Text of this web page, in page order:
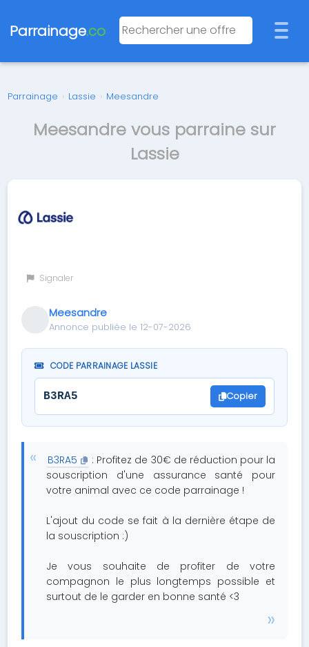
Parrainage.co
Parrainage › Lassie › Meesandre
Meesandre vous parraine sur
Lassie
Signaler
Meesandre
Annonce publiée le 12-07-2026
CODE PARRAINAGE LASSIE
B3RA5 Copier
B3RA5
: Profitez de 30€ de réduction pour la
souscription d'une assurance santé pour
votre animal avec ce code parrainage !
L'ajout du code se fait à la dernière étape de
la souscription :)
Je vous souhaite de profiter de votre
compagnon le plus longtemps possible et
surtout de le garder en bonne santé <3